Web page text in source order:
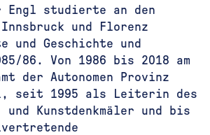
Engl studierte an den
und Florenz
und Geschichte und
86. Von 1986 bis 2018 am
der Autonomen Provinz
seit 1995 als Leiterin des
und Kunstdenkmäler und bis